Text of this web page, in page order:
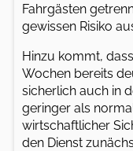
Fahrgästen
gewissen Risiko
Hinzu kommt,
Wochen bereits
sicherlich auch in
geringer als
wirtschaftlicher
den Dienst